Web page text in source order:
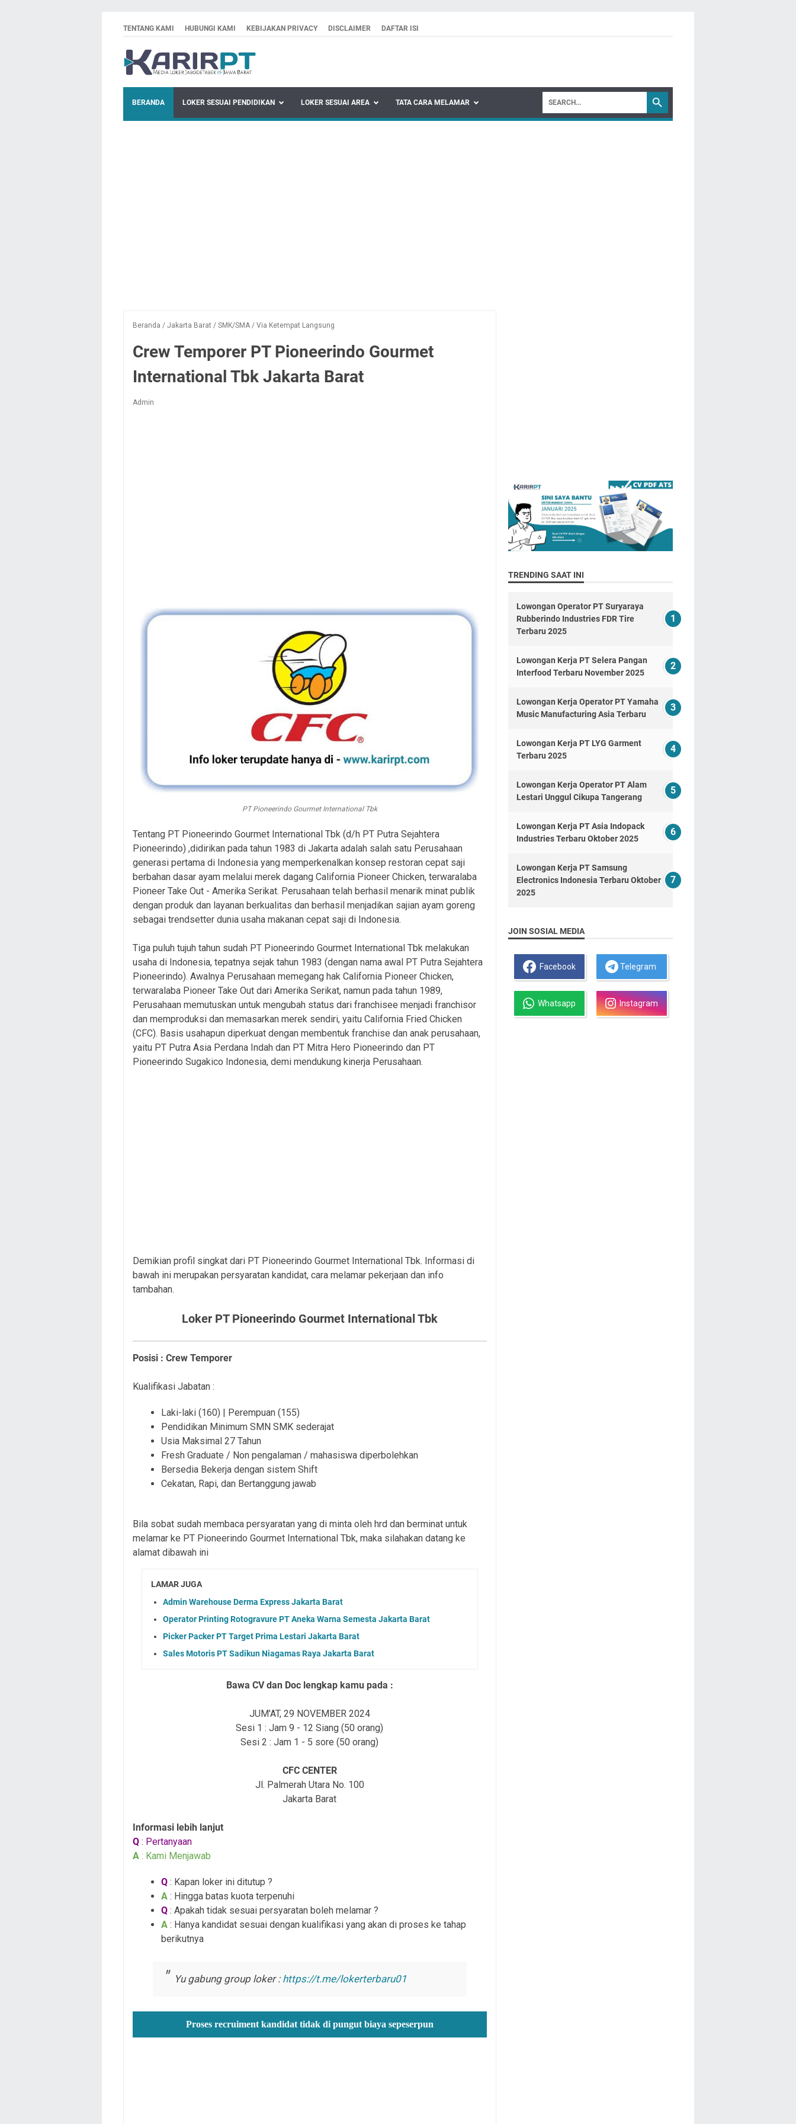
TENTANG KAMI HUBUNGI KAMI KEBIJAKAN PRIVACY DISCLAIMER DAFTAR ISI
BERANDA LOKER SESUAI PENDIDIKAN LOKER SESUAI AREA TATA CARA MELAMAR
Beranda / Jakarta Barat / SMK/SMA / Via Ketempat Langsung
Crew Temporer PT Pioneerindo Gourmet
International Tbk Jakarta Barat
Admin
PT Pioneerindo Gourmet International Tbk
Tentang PT Pioneerindo Gourmet International Tbk (d/h PT Putra Sejahtera
Pioneerindo) ,didirikan pada tahun 1983 di Jakarta adalah salah satu Perusahaan
generasi pertama di Indonesia yang memperkenalkan konsep restoran cepat saji
berbahan dasar ayam melalui merek dagang California Pioneer Chicken, terwaralaba
Pioneer Take Out - Amerika Serikat. Perusahaan telah berhasil menarik minat publik
dengan produk dan layanan berkualitas dan berhasil menjadikan sajian ayam goreng
sebagai trendsetter dunia usaha makanan cepat saji di Indonesia.
Tiga puluh tujuh tahun sudah PT Pioneerindo Gourmet International Tbk melakukan
usaha di Indonesia, tepatnya sejak tahun 1983 (dengan nama awal PT Putra Sejahtera
Pioneerindo). Awalnya Perusahaan memegang hak California Pioneer Chicken,
terwaralaba Pioneer Take Out dari Amerika Serikat, namun pada tahun 1989,
Perusahaan memutuskan untuk mengubah status dari franchisee menjadi franchisor
dan memproduksi dan memasarkan merek sendiri, yaitu California Fried Chicken
(CFC). Basis usahapun diperkuat dengan membentuk franchise dan anak perusahaan,
yaitu PT Putra Asia Perdana Indah dan PT Mitra Hero Pioneerindo dan PT
Pioneerindo Sugakico Indonesia, demi mendukung kinerja Perusahaan.
Demikian profil singkat dari PT Pioneerindo Gourmet International Tbk. Informasi di
bawah ini merupakan persyaratan kandidat, cara melamar pekerjaan dan info
tambahan.
Loker PT Pioneerindo Gourmet International Tbk
Posisi : Crew Temporer
Kualifikasi Jabatan :
Laki-laki (160) | Perempuan (155)
Pendidikan Minimum SMN SMK sederajat
Usia Maksimal 27 Tahun
Fresh Graduate / Non pengalaman / mahasiswa diperbolehkan
Bersedia Bekerja dengan sistem Shift
Cekatan, Rapi, dan Bertanggung jawab
Bila sobat sudah membaca persyaratan yang di minta oleh hrd dan berminat untuk
melamar ke PT Pioneerindo Gourmet International Tbk, maka silahakan datang ke
alamat dibawah ini
LAMAR JUGA
Admin Warehouse Derma Express Jakarta Barat
Operator Printing Rotogravure PT Aneka Warna Semesta Jakarta Barat
Picker Packer PT Target Prima Lestari Jakarta Barat
Sales Motoris PT Sadikun Niagamas Raya Jakarta Barat
Bawa CV dan Doc lengkap kamu pada :
JUM'AT, 29 NOVEMBER 2024
Sesi 1 : Jam 9 - 12 Siang (50 orang)
Sesi 2 : Jam 1 - 5 sore (50 orang)
CFC CENTER
Jl. Palmerah Utara No. 100
Jakarta Barat
Informasi lebih lanjut
Q : Pertanyaan
A : Kami Menjawab
Q : Kapan loker ini ditutup ?
A : Hingga batas kuota terpenuhi
Q : Apakah tidak sesuai persyaratan boleh melamar ?
A : Hanya kandidat sesuai dengan kualifikasi yang akan di proses ke tahap
berikutnya
Yu gabung group loker : https://t.me/lokerterbaru01
Proses recruiment kandidat tidak di pungut biaya sepeserpun
TRENDING SAAT INI
Lowongan Operator PT Suryaraya
Rubberindo Industries FDR Tire
Terbaru 2025
Lowongan Kerja PT Selera Pangan
Interfood Terbaru November 2025
Lowongan Kerja Operator PT Yamaha
Music Manufacturing Asia Terbaru
Lowongan Kerja PT LYG Garment
Terbaru 2025
Lowongan Kerja Operator PT Alam
Lestari Unggul Cikupa Tangerang
Lowongan Kerja PT Asia Indopack
Industries Terbaru Oktober 2025
Lowongan Kerja PT Samsung
Electronics Indonesia Terbaru Oktober
2025
JOIN SOSIAL MEDIA
Facebook Telegram
Whatsapp Instagram